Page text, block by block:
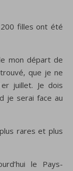
mon départ de
que je ne
juillet. Je dois
je serai face au
rares et plus
le Pays-